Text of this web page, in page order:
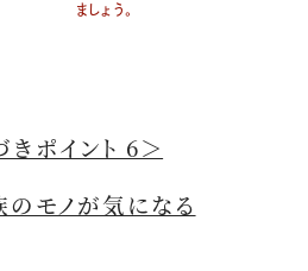
ましょう。
きポイント 6＞
モノが気になる